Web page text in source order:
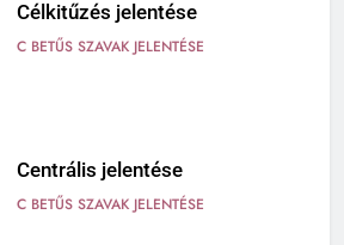
Célkitűzés jelentése
C BETŰS SZAVAK JELENTÉSE
Centrális jelentése
C BETŰS SZAVAK JELENTÉSE